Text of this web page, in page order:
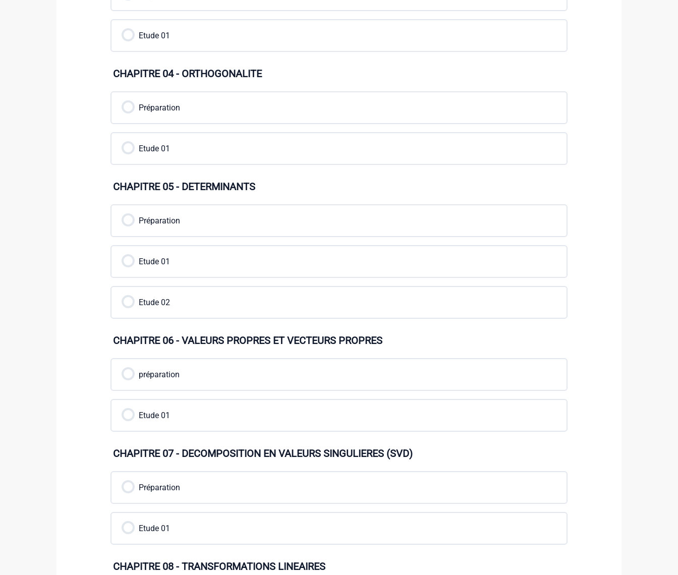
Etude 01
CHAPITRE 04 - ORTHOGONALITE
Préparation
Etude 01
CHAPITRE 05 - DETERMINANTS
Préparation
Etude 01
Etude 02
CHAPITRE 06 - VALEURS PROPRES ET VECTEURS PROPRES
préparation
Etude 01
CHAPITRE 07 - DECOMPOSITION EN VALEURS SINGULIERES (SVD)
Préparation
Etude 01
CHAPITRE 08 - TRANSFORMATIONS LINEAIRES